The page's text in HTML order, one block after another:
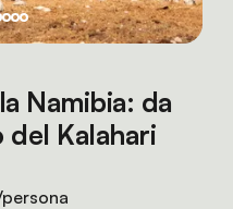
Namibia: da
del Kalahari